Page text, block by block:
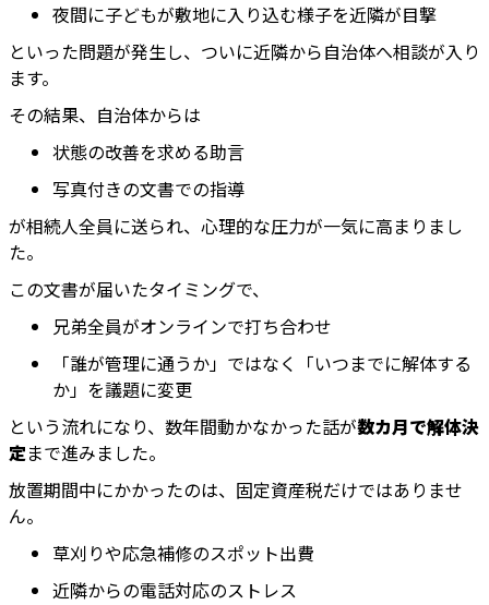
夜間に子どもが敷地に入り込む様子を近隣が目撃
といった問題が発生し、ついに近隣から自治体へ相談が入り
ます。
その結果、自治体からは
状態の改善を求める助言
写真付きの文書での指導
が相続人全員に送られ、心理的な圧力が一気に高まりまし
た。
この文書が届いたタイミングで、
兄弟全員がオンラインで打ち合わせ
「誰が管理に通うか」ではなく「いつまでに解体する
か」を議題に変更
という流れになり、数年間動かなかった話が数カ月で解体決
定まで進みました。
放置期間中にかかったのは、固定資産税だけではありませ
ん。
草刈りや応急補修のスポット出費
近隣からの電話対応のストレス